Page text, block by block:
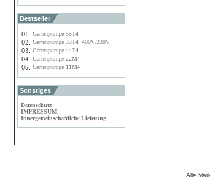
Bestseller
01. Gartenpumpe 55T4
02. Gartenpumpe 33T4, 400V/230V
03. Gartenpumpe 44T4
04. Gartenpumpe 22M4
05. Gartenpumpe 11M4
Sonstiges
Datenschutz
IMPRESSUM
Innergemeinschaftliche Lieferung
Alle